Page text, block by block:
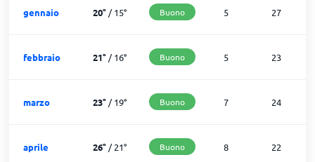
gennaio 20°/15° Buono 5 27
febbraio 21°/16° Buono 5 23
marzo 23°/19° Buono 7 24
aprile 26°/21° Buono 8 22